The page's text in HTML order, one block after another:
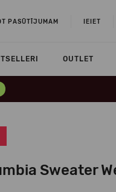
PASŪTĪJUMAM IEIET
OUTLET
Sweater